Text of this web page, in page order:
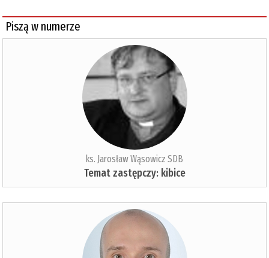
Piszą w numerze
ks. Jarosław Wąsowicz SDB
Temat zastępczy: kibice